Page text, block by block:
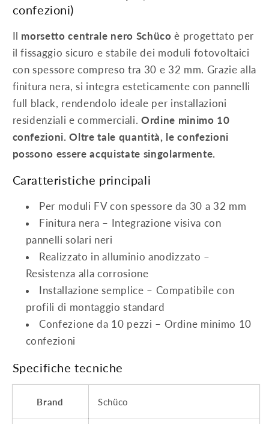
confezioni)
Il morsetto centrale nero Schüco è progettato per
il fissaggio sicuro e stabile dei moduli fotovoltaici
con spessore compreso tra 30 e 32 mm. Grazie alla
finitura nera, si integra esteticamente con pannelli
full black, rendendolo ideale per installazioni
residenziali e commerciali. Ordine minimo 10
confezioni. Oltre tale quantità, le confezioni
possono essere acquistate singolarmente.
Caratteristiche principali
Per moduli FV con spessore da 30 a 32 mm
Finitura nera – Integrazione visiva con
pannelli solari neri
Realizzato in alluminio anodizzato –
Resistenza alla corrosione
Installazione semplice – Compatibile con
profili di montaggio standard
Confezione da 10 pezzi – Ordine minimo 10
confezioni
Specifiche tecniche
Brand Schüco